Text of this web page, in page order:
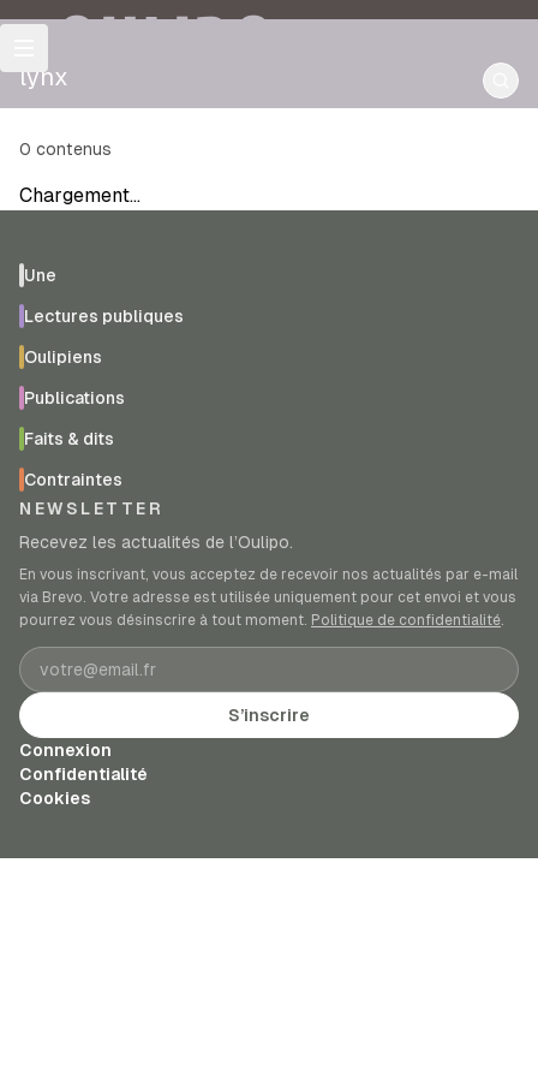
OULIPO
lynx
0 contenus
Chargement…
Une
Lectures publiques
Oulipiens
Publications
Faits & dits
Contraintes
NEWSLETTER
Recevez les actualités de l’Oulipo.
En vous inscrivant, vous acceptez de recevoir nos actualités par e-mail
via Brevo. Votre adresse est utilisée uniquement pour cet envoi et vous
pourrez vous désinscrire à tout moment. Politique de confidentialité.
Adresse e-mail
S’inscrire
Connexion
Confidentialité
Cookies